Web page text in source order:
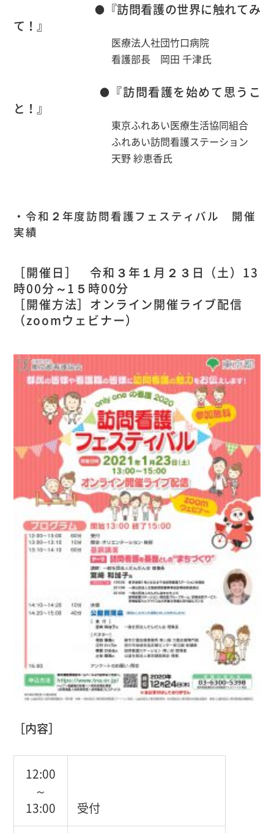
● 『訪問看護の世界に触れてみ
て！』
医療法人社団竹口病院
看護部長 岡田 千津氏
● 『訪問看護を始めて思うこ
と！』
東京ふれあい医療生活協同組合
ふれあい訪問看護ステーション
天野 紗恵香氏
・令和２年度訪問看護フェスティバル 開催
実績
［開催日］ 令和３年１月２３日（土）13
時00分～1５時00分
［開催方法］オンライン開催ライブ配信
（zoomウェビナー）
［内容］
12:00
～
13:00
受付